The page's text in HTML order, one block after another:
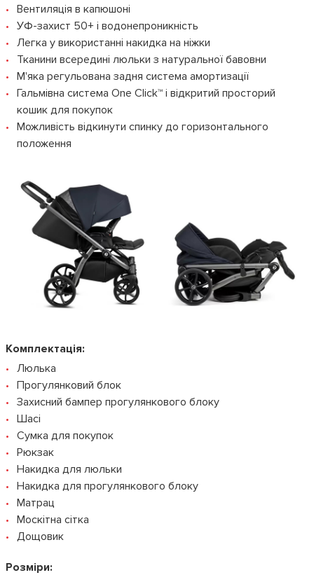
Вентиляція в капюшоні
УФ-захист 50+ і водонепроникність
Легка у використанні накидка на ніжки
Тканини всередині люльки з натуральної бавовни
М'яка регульована задня система амортизації
Гальмівна система One Click™ і відкритий просторий
кошик для покупок
Можливість відкинути спинку до горизонтального
положення
Комплектація:
Люлька
Прогулянковий блок
Захисний бампер прогулянкового блоку
Шасі
Сумка для покупок
Рюкзак
Накидка для люльки
Накидка для прогулянкового блоку
Матрац
Москітна сітка
Дощовик
Розміри: